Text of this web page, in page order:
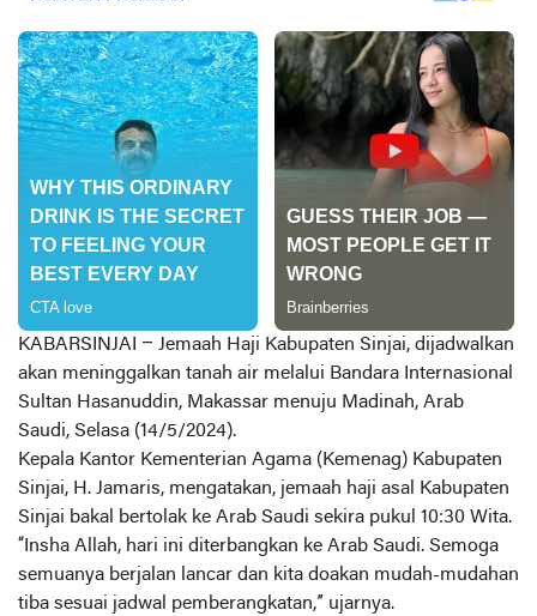
KABARSINJAI – Jemaah Haji Kabupaten Sinjai, dijadwalkan
akan meninggalkan tanah air melalui Bandara Internasional
Sultan Hasanuddin, Makassar menuju Madinah, Arab
Saudi, Selasa (14/5/2024).
Kepala Kantor Kementerian Agama (Kemenag) Kabupaten
Sinjai, H. Jamaris, mengatakan, jemaah haji asal Kabupaten
Sinjai bakal bertolak ke Arab Saudi sekira pukul 10:30 Wita.
“Insha Allah, hari ini diterbangkan ke Arab Saudi. Semoga
semuanya berjalan lancar dan kita doakan mudah-mudahan
tiba sesuai jadwal pemberangkatan,” ujarnya.